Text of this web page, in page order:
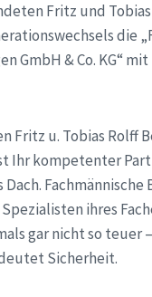
Fritz und
die
GmbH & Co. KG“
Fritz u. Tobias Rolff
Ihr kompetenter
Fachmännische
ihres
gar nicht so teuer
Sicherheit.